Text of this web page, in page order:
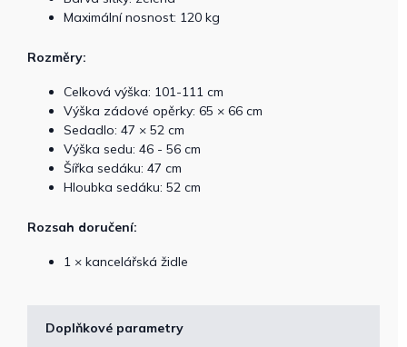
Maximální nosnost: 120 kg
Rozměry:
Celková výška: 101-111 cm
Výška zádové opěrky: 65 × 66 cm
Sedadlo: 47 × 52 cm
Výška sedu: 46 - 56 cm
Šířka sedáku: 47 cm
Hloubka sedáku: 52 cm
Rozsah doručení:
1 × kancelářská židle
Doplňkové parametry